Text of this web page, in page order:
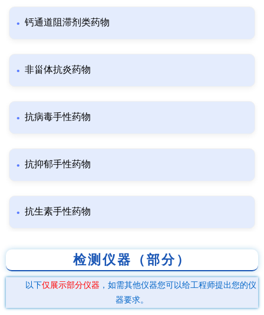
钙通道阻滞剂类药物
非甾体抗炎药物
抗病毒手性药物
抗抑郁手性药物
抗生素手性药物
检测仪器（部分）
以下仅展示部分仪器 ，如需其他仪器您可以给工程师提出您的仪
器要求。